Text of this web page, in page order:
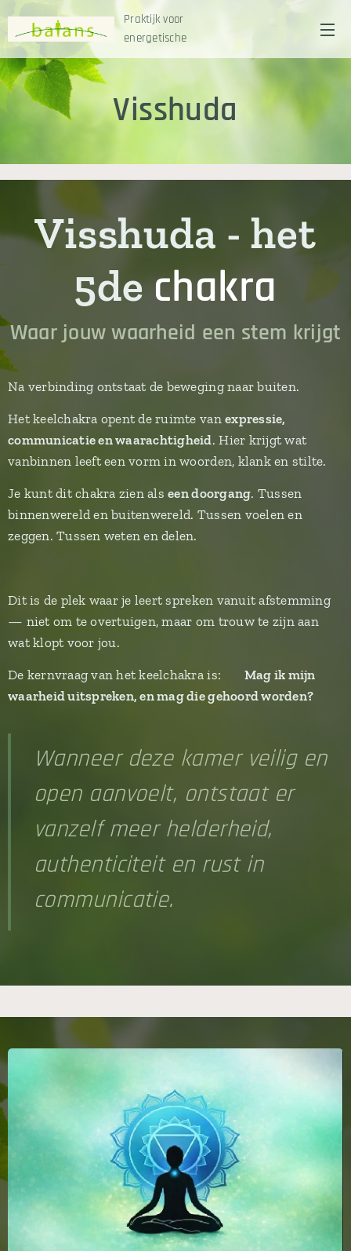
Praktijk voor
energetische
Kinesitherapie
Visshuda
Visshuda - het
5dechakra
Waar jouw waarheid een stem krijgt
Na verbinding ontstaat de beweging naar buiten.
Het keelchakra opent de ruimte vanexpressie,
communicatie en waarachtigheid. Hier krijgt wat
vanbinnen leeft een vorm in woorden, klank en stilte.
Je kunt dit chakra zien alseen doorgang. Tussen
binnenwereld en buitenwereld. Tussen voelen en
zeggen. Tussen weten en delen.
Dit is de plek waar je leert spreken vanuit afstemming
— niet om te overtuigen, maar om trouw te zijn aan
wat klopt voor jou.
De kernvraag van het keelchakra is: 👉 Mag ik mijn
waarheid uitspreken, en mag die gehoord worden?
Wanneer deze kamer veilig en
open aanvoelt, ontstaat er
vanzelf meer helderheid,
authenticiteit en rust in
communicatie.